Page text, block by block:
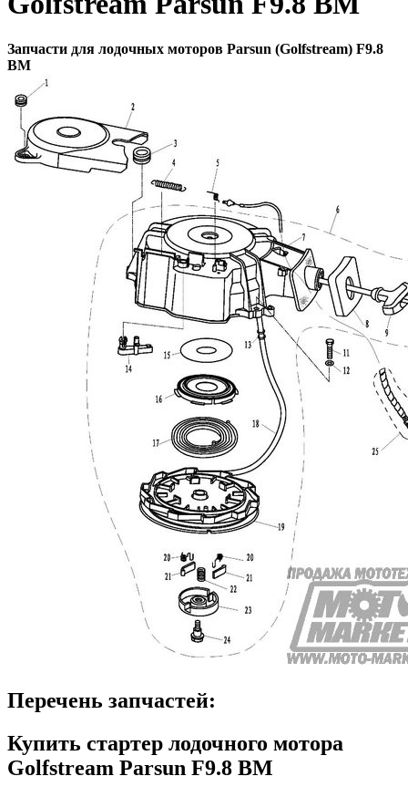
Запчасти для лодочных моторов Parsun (Golfstream) F9.8
BM
Перечень запчастей:
Купить стартер лодочного мотора
Golfstream Parsun F9.8 BM